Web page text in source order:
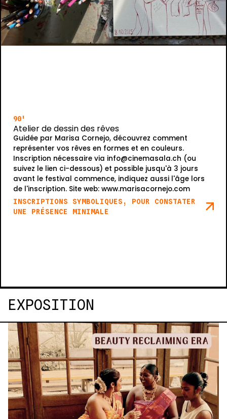
90'
Atelier de dessin des rêves
Guidée par Marisa Cornejo, découvrez comment
représenter vos rêves en formes et en couleurs.
Inscription nécessaire via info@cinemasala.ch (ou
suivez le lien ci-dessous) et possible jusqu'à 3 jours
avant le festival commence, indiquez aussi l'âge lors
de l'inscription. Site web: www.marisacornejo.com
INSCRIPTIONS SYMBOLIQUES, POUR CONSTATER
UNE PRÉSENCE MINIMALE
EXPOSITION